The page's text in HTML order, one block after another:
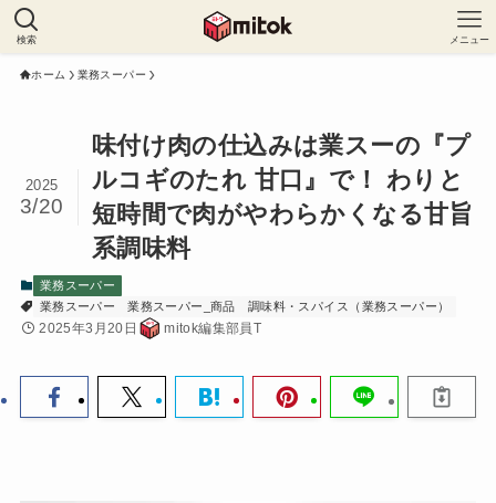
検索 メニュー
ホーム 業務スーパー
味付け肉の仕込みは業スーの『プ
ルコギのたれ 甘口』で！ わりと
短時間で肉がやわらかくなる甘旨
系調味料
2025
3/20
業務スーパー
業務スーパー
業務スーパー_商品 調味料・スパイス（業務スーパー）
2025年3月20日 mitok編集部員T